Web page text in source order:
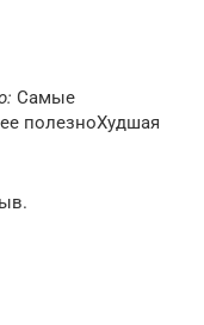
Самые
полезноХудшая